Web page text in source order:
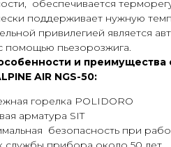
обеспечивается
поддерживает нужную
привилегией является
помощью пьезорозжига.
и преимущества
AIR NGS-50:
горелка POLIDORO
арматура SIT
безопасность при